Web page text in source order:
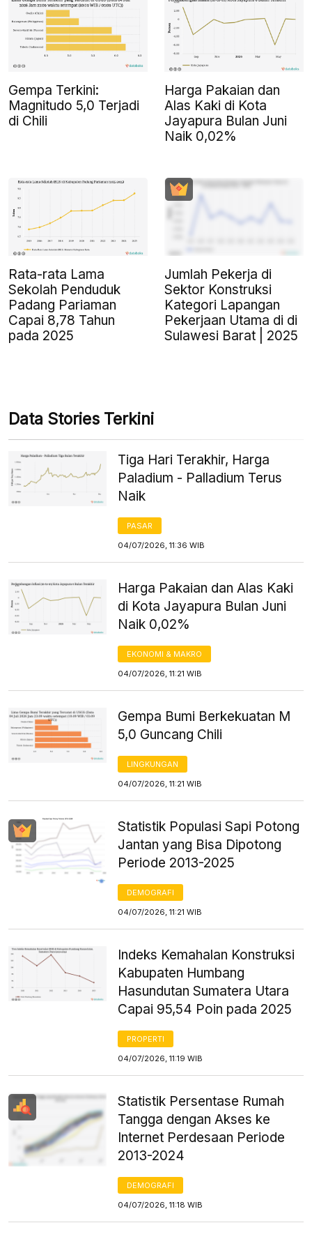
Gempa Terkini:
Magnitudo 5,0 Terjadi
di Chili
Harga Pakaian dan
Alas Kaki di Kota
Jayapura Bulan Juni
Naik 0,02%
Rata-rata Lama
Sekolah Penduduk
Padang Pariaman
Capai 8,78 Tahun
pada 2025
Jumlah Pekerja di
Sektor Konstruksi
Kategori Lapangan
Pekerjaan Utama di di
Sulawesi Barat | 2025
Data Stories Terkini
Tiga Hari Terakhir, Harga
Paladium - Palladium Terus
Naik
PASAR
04/07/2026, 11:36 WIB
Harga Pakaian dan Alas Kaki
di Kota Jayapura Bulan Juni
Naik 0,02%
EKONOMI & MAKRO
04/07/2026, 11:21 WIB
Gempa Bumi Berkekuatan M
5,0 Guncang Chili
LINGKUNGAN
04/07/2026, 11:21 WIB
Statistik Populasi Sapi Potong
Jantan yang Bisa Dipotong
Periode 2013-2025
DEMOGRAFI
04/07/2026, 11:21 WIB
Indeks Kemahalan Konstruksi
Kabupaten Humbang
Hasundutan Sumatera Utara
Capai 95,54 Poin pada 2025
PROPERTI
04/07/2026, 11:19 WIB
Statistik Persentase Rumah
Tangga dengan Akses ke
Internet Perdesaan Periode
2013-2024
DEMOGRAFI
04/07/2026, 11:18 WIB